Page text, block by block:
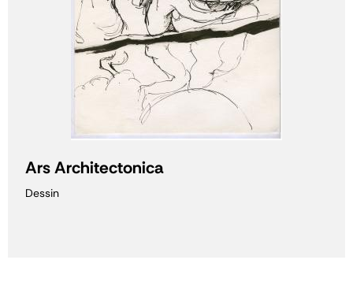
Ars Architectonica
Dessin